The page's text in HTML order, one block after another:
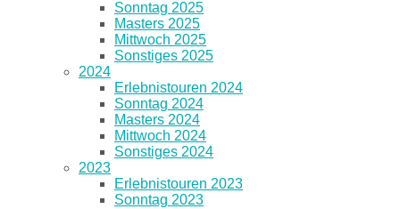
Sonntag 2025
Masters 2025
Mittwoch 2025
Sonstiges 2025
2024
Erlebnistouren 2024
Sonntag 2024
Masters 2024
Mittwoch 2024
Sonstiges 2024
2023
Erlebnistouren 2023
Sonntag 2023